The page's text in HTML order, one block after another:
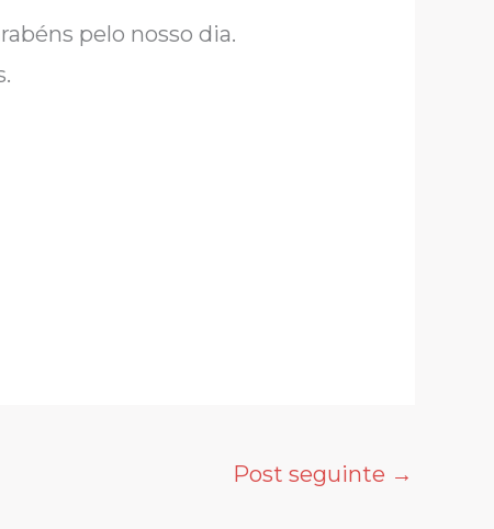
pelo nosso dia.
Post seguinte →